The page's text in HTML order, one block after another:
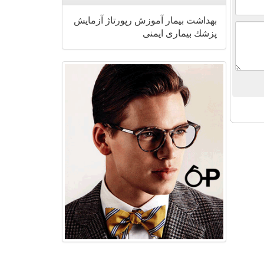
بهداشت بیمار آموزش رپورتاژ
آزمایش
پزشك بیماری ایمنی